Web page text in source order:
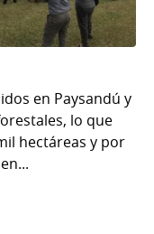
en Paysandú y
lo que
hectáreas y por